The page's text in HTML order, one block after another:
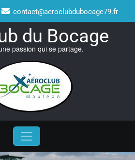
contact@aeroclubdubocage79.fr
du Bocage
passion qui se partage.